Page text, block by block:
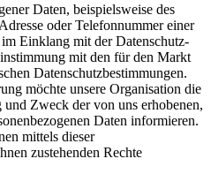
Daten, beispielsweise des
oder Telefonnummer einer
Einklang mit der Datenschutz-
mit den für den Markt
Datenschutzbestimmungen.
möchte unsere Organisation die
Zweck der von uns erhobenen,
Daten informieren.
mittels dieser
zustehenden Rechte